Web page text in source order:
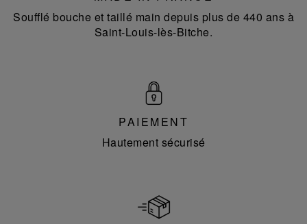
Soufflé bouche et taillé main depuis plus de 440 ans à
Saint-Louis-lès-Bitche.
PAIEMENT
Hautement sécurisé